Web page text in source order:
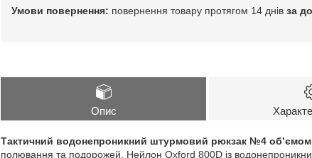
повернення товару протягом 14 днів за
Опис
Тактичний водонепроникний штурмовий рюкзак №4 об’ємом
полювання та подорожей. Нейлон Oxford 800D із